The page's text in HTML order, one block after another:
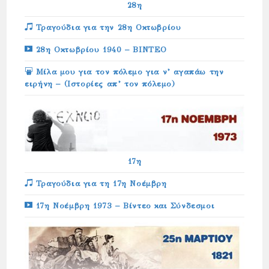
28η
Τραγούδια για την 28η Οκτωβρίου
28η Οκτωβρίου 1940 – ΒΙΝΤΕΟ
Μίλα μου για τον πόλεμο για ν’ αγαπάω την
ειρήνη – (Ιστορίες απ’ τον πόλεμο)
17η
Τραγούδια για τη 17η Νοέμβρη
17η Νοέμβρη 1973 – Βίντεο και Σύνδεσμοι